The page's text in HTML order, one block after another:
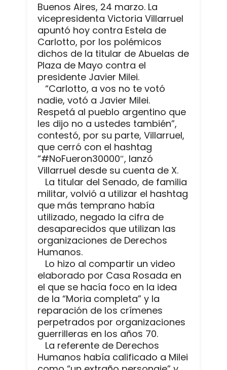
Buenos Aires, 24 marzo. La
vicepresidenta Victoria Villarruel
apuntó hoy contra Estela de
Carlotto, por los polémicos
dichos de la titular de Abuelas de
Plaza de Mayo contra el
presidente Javier Milei.
“Carlotto, a vos no te votó
nadie, votó a Javier Milei.
Respetá al pueblo argentino que
les dijo no a ustedes también”,
contestó, por su parte, Villarruel,
que cerró con el hashtag
“#NoFueron30000″, lanzó
Villarruel desde su cuenta de X.
La titular del Senado, de familia
militar, volvió a utilizar el hashtag
que más temprano había
utilizado, negado la cifra de
desaparecidos que utilizan las
organizaciones de Derechos
Humanos.
Lo hizo al compartir un video
elaborado por Casa Rosada en
el que se hacía foco en la idea
de la “Moria completa” y la
reparación de los crímenes
perpetrados por organizaciones
guerrilleras en los años 70.
La referente de Derechos
Humanos había calificado a Milei